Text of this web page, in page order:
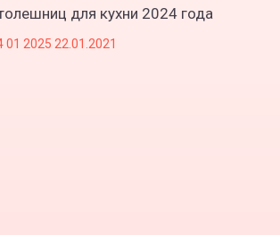
для кухни 2024 года
01 2025 22.01.2021